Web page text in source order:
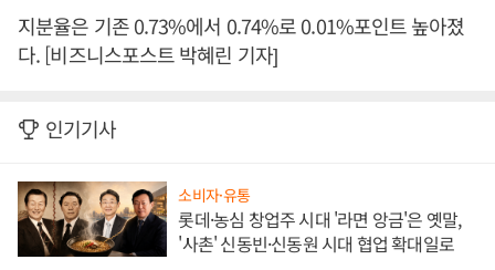
지분율은 기존 0.73%에서 0.74%로 0.01%포인트 높아졌
다. [비즈니스포스트 박혜린 기자]
인기기사
소비자·유통
롯데·농심 창업주 시대 '라면 앙금'은 옛말,
'사촌' 신동빈·신동원 시대 협업 확대일로